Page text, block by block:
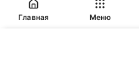
Главная Меню